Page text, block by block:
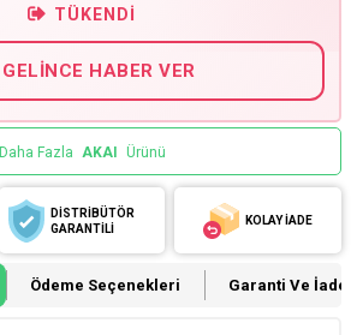
TÜKENDI
GELINCE HABER VER
Daha Fazla AKAI Ürünü
DİSTRİBÜTÖR
GARANTİLİ
KOLAY İADE
Ödeme Seçenekleri Garanti Ve İade